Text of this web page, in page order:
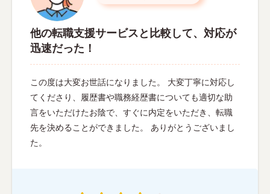
他の転職支援サービスと比較して、対応が
迅速だった！
この度は大変お世話になりました。 大変丁寧に対応し
てくださり、履歴書や職務経歴書についても適切な助
言をいただけたお陰で、すぐに内定をいただき、転職
先を決めることができました。 ありがとうございまし
た。